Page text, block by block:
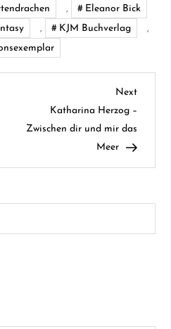
,
Eleanor Bick
, KJM Buchverlag
,
Next
Post
Next
Katharina Herzog –
Zwischen dir und mir das
Meer